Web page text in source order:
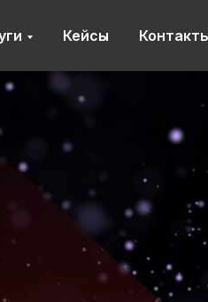
Кейсы